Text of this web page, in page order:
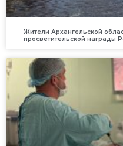
Жители Архангельской
просветительской награды